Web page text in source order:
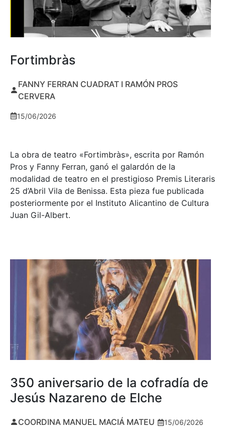
Fortimbràs
FANNY FERRAN CUADRAT I RAMÓN PROS
CERVERA
15/06/2026
La obra de teatro «Fortimbràs», escrita por Ramón
Pros y Fanny Ferran, ganó el galardón de la
modalidad de teatro en el prestigioso Premis Literaris
25 d’Abril Vila de Benissa. Esta pieza fue publicada
posteriormente por el Instituto Alicantino de Cultura
Juan Gil-Albert.
350 aniversario de la cofradía de
Jesús Nazareno de Elche
COORDINA MANUEL MACIÁ MATEU 15/06/2026